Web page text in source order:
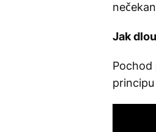
Jak
Pochod